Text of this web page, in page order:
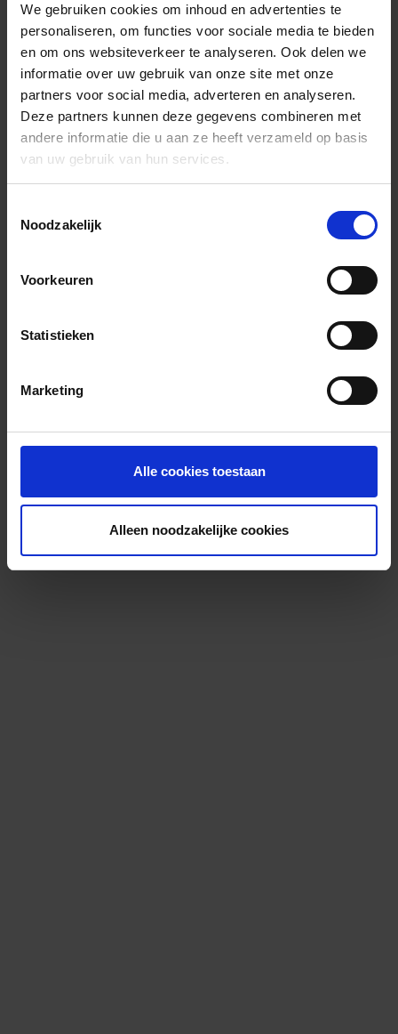
We gebruiken cookies om inhoud en advertenties te
personaliseren, om functies voor sociale media te bieden
en om ons websiteverkeer te analyseren. Ook delen we
informatie over uw gebruik van onze site met onze
partners voor social media, adverteren en analyseren.
Deze partners kunnen deze gegevens combineren met
andere informatie die u aan ze heeft verzameld op basis
van uw gebruik van hun services.
Noodzakelijk
Voorkeuren
Statistieken
Marketing
Alle cookies toestaan
Alleen noodzakelijke cookies